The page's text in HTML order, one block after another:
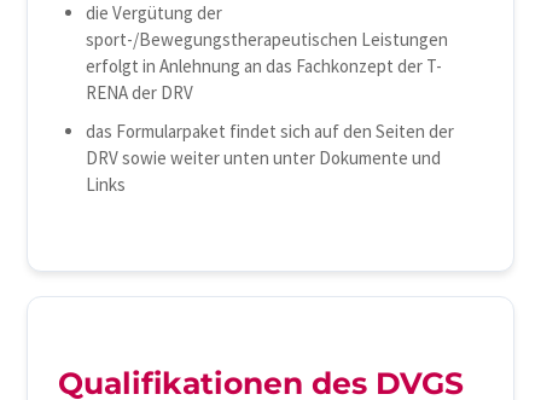
die Vergütung der
sport-/Bewegungstherapeutischen Leistungen
erfolgt in Anlehnung an das Fachkonzept der T-
RENA der DRV
das Formularpaket findet sich auf den Seiten der
DRV sowie weiter unten unter Dokumente und
Links
Qualifikationen des DVGS